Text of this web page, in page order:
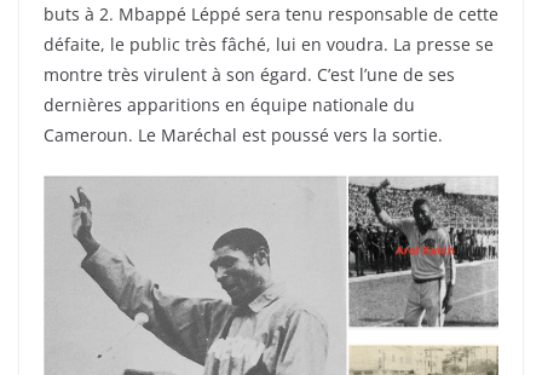
buts à 2. Mbappé Léppé sera tenu responsable de cette
défaite, le public très fâché, lui en voudra. La presse se
montre très virulent à son égard. C’est l’une de ses
dernières apparitions en équipe nationale du
Cameroun. Le Maréchal est poussé vers la sortie.